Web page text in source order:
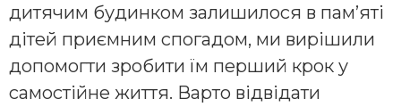
дитячим будинком залишилося в пам’яті
дітей приємним спогадом, ми вирішили
допомогти зробити їм перший крок у
самостійне життя. Варто відвідати